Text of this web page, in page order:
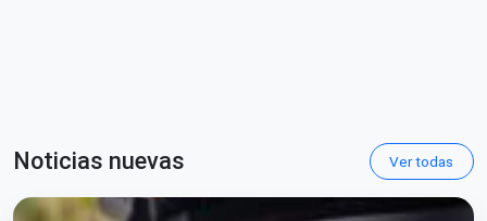
Noticias nuevas Ver todas